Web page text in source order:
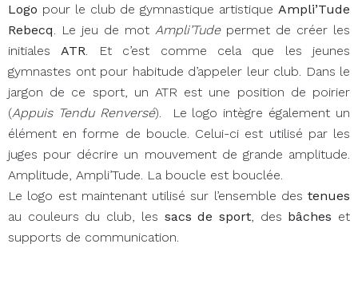
Logo pour le club de gymnastique artistique Ampli’Tude
Rebecq. Le jeu de mot Ampli’Tudepermet de créer les
initialesATR. Et c’est comme cela que les jeunes
gymnastes ont pour habitude d’appeler leur club. Dans le
jargon de ce sport, un ATR est une position de poirier
(Appuis Tendu Renversé). Le logo intègre également un
élément en forme de boucle. Celui-ci est utilisé par les
juges pour décrire un mouvement de grande amplitude.
Amplitude, Ampli’Tude. La boucle est bouclée.
Le logo est maintenant utilisé sur l’ensemble des tenues
au couleurs du club, les sacs de sport, des bâches et
supports de communication.
Pour toutes demandes de projets, de renseignements,
pour une collaboration ou simplement pour me dire Skøll !
CONTACTEZ-MOI
GÆTN